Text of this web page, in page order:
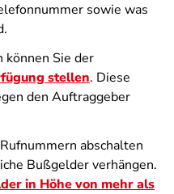
sowie was
können Sie der
stellen. Diese
den Auftraggeber
abschalten
Bußgelder verhängen.
in Höhe von mehr als